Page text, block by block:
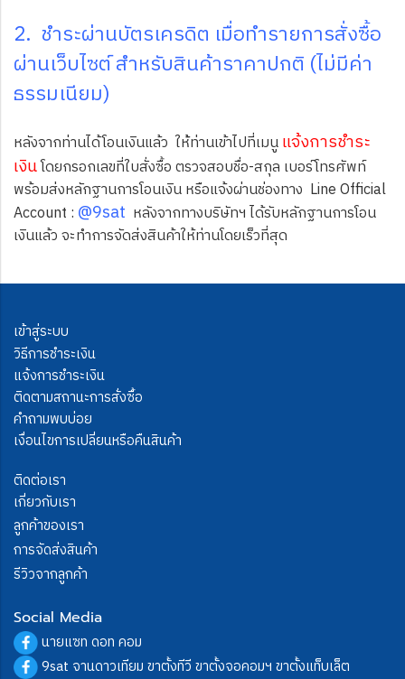
2. ชำระผ่านบัตรเครดิต เมื่อทำรายการสั่งซื้อ
ผ่านเว็บไซต์ สำหรับสินค้าราคาปกติ (ไม่มีค่า
ธรรมเนียม)
หลังจากท่านได้โอนเงินแล้ว ให้้ท่านเข้าไปที่เมนูแจ้งการชำระ
เงินโดยกรอกเลขที่ใบสั่งซื้อ ตรวจสอบชื่อ-สกุล เบอร์โทรศัพท์
พร้อมส่งหลักฐานการโอนเงิน หรือแจ้งผ่านช่องทาง Line Official
Account : @9sat หลังจากทางบริษัทฯ ได้รับหลักฐานการโอน
เงินแล้ว จะทำการจัดส่งสินค้าให้ท่านโดยเร็วที่สุด
เข้าสู่ระบบ
วิธีการชำระเงิน
แจ้งการชำระเงิน
ติดตามสถานะการสั่งซื้อ
คำถามพบบ่อย
เงื่อนไขการเปลี่ยนหรือคืนสินค้า
ติดต่อเรา
เกี่ยวกับเรา
ลูกค้าของเรา
การจัดส่งสินค้า
รีวิวจากลูกค้า
Social Media
นายแซท ดอท คอม
9sat จานดาวเทียม ขาตั้งทีวี ขาตั้งจอคอมฯ ขาตั้งแท็บเล็ต